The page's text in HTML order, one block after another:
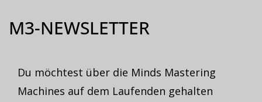
M3-NEWSLETTER
Du möchtest über die Minds Mastering
Machines auf dem Laufenden gehalten